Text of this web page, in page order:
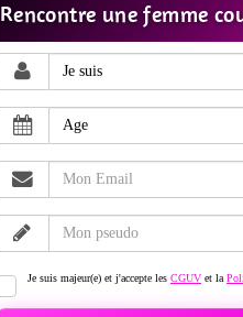
Rencontre une femme
Je suis majeur(e) et j'accepte les CGUV et la